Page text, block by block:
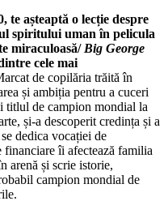
te așteaptă o lecție despre
spiritului uman în pelicula
miraculoasă/ Big George
cele mai
de copilăria trăită în
și ambiția pentru a cuceri
titlul de campion mondial la
și-a descoperit credința și a
dedica vocației de
financiare îi afectează familia
arenă și scrie istorie,
campion mondial de